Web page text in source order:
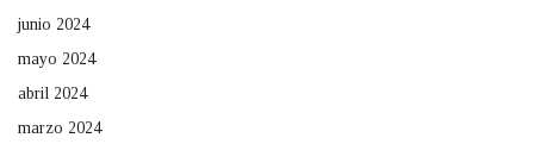
junio 2024
mayo 2024
abril 2024
marzo 2024